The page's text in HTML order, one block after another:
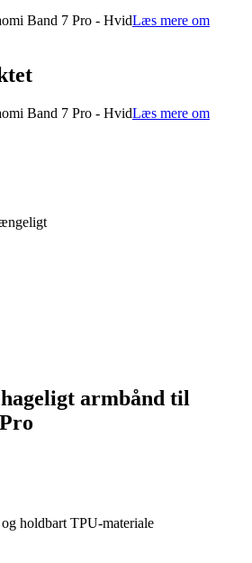
Band 7 Pro - HvidLæs mere om
Band 7 Pro - HvidLæs mere om
armbånd til
holdbart TPU-materiale